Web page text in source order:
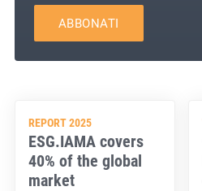
ABBONATI
REPORT 2025
ESG.IAMA covers
40% of the global
market